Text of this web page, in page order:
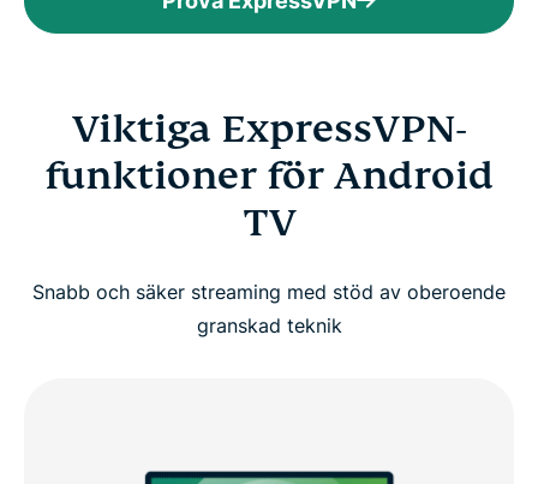
Viktiga ExpressVPN-
funktioner för Android
TV
Snabb och säker streaming med stöd av oberoende
granskad teknik